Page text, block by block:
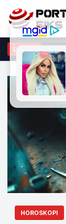
LAJME
HOROSKOPI